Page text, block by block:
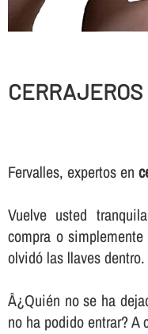
Fervalles, expertos en
Vuelve usted
compra o
olvidó las llaves dentro.
Â¿Quién no se ha
no ha podido entrar? A